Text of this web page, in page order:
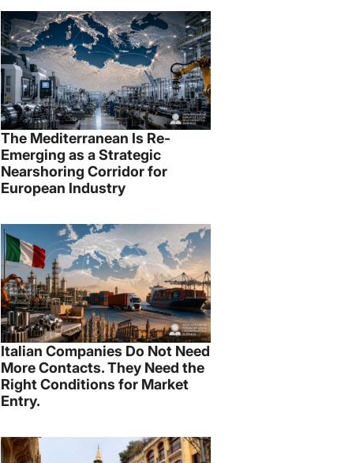
The Mediterranean Is Re-
Emerging as a Strategic
Nearshoring Corridor for
European Industry
Italian Companies Do Not Need
More Contacts. They Need the
Right Conditions for Market
Entry.